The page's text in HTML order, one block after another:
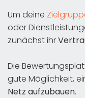
Um deine
oder
zunächst ihr
Die
gute Möglichkeit,
Netz aufzubauen.